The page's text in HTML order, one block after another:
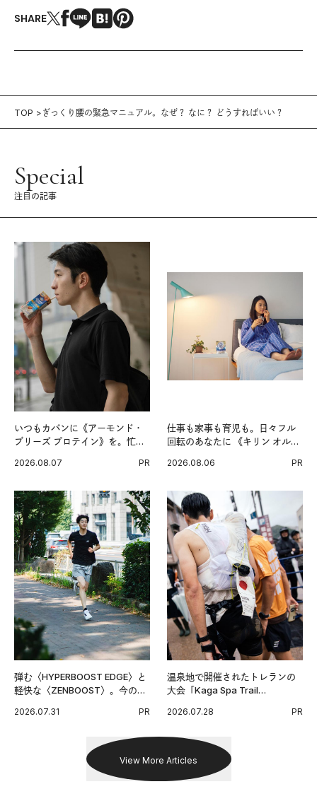
SHARE
TOP ぎっくり腰の緊急マニュアル。なぜ？ なに？ どうすればいい？
Special
注目の記事
いつもカバンに《アーモンド・
ブリーズ プロテイン》を。忙し
グ習慣。
2026.08.07 PR
仕事も家事も育児も。日々フル
回転のあなたに 《キリン オルニ
2026.08.06 PR
弾む〈HYPERBOOST EDGE〉と
軽快な〈ZENBOOST〉。今の時
出した新機軸。
2026.07.31 PR
温泉地で開催されたトレランの
大会「Kaga Spa Trail
戦を夢見るランナーたちの奮闘
2026.07.28 PR
View More Articles